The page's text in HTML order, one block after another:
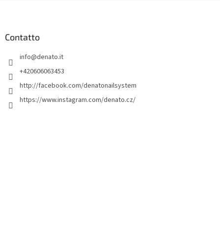
Contatto
info@denato.it
+420606063453
http://facebook.com/denatonailsystem
https://www.instagram.com/denato.cz/